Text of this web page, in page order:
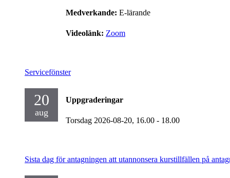
Medverkande: E-lärande
Videolänk: Zoom
Servicefönster
20
aug
Uppgraderingar
Torsdag 2026-08-20, 16.00 - 18.00
Sista dag för antagningen att utannonsera kurstillfällen på